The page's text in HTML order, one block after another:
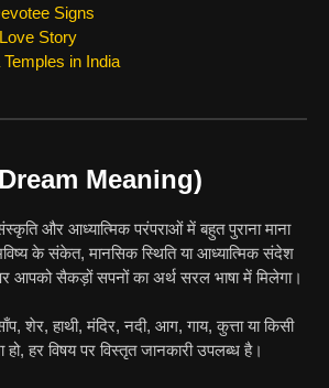
Signs
Story
in India
Meaning)
और आध्यात्मिक परंपराओं में बहुत पुराना माना
के संकेत, मानसिक स्थिति या आध्यात्मिक संदेश
आपको सैकड़ों सपनों का अर्थ सरल भाषा में मिलेगा।
शेर, हाथी, मंदिर, नदी, आग, गाय, कुत्ता या किसी
हो, हर विषय पर विस्तृत जानकारी उपलब्ध है।